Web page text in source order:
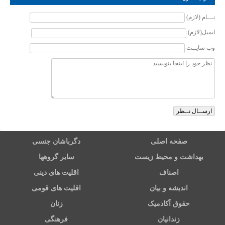
نـــام (لازم)
ایمیل(لازم)
وب سایــت
صفحه اصلی دگرباشان جنسی
بهداشت و محیط زیست سایر گروهها
اصناف اقلیت های دینی
اندیشه و بیان اقلیت های قومی
حقوق آکادمیک زنان
زندانیان فرهنگی